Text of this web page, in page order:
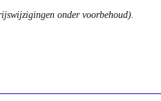
onder voorbehoud).